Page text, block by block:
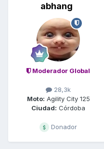
abhang
Moderador Global
28,3k
Moto: Agility City 125
Ciudad: Córdoba
Donador